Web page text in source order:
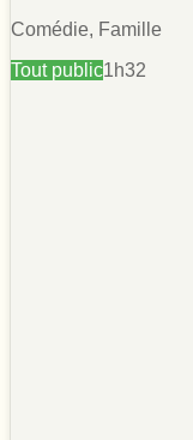
Comédie, Famille
Tout public1h32